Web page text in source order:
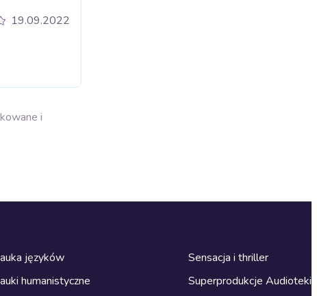
19.09.2022
i
języków
humanistyczne
Sensacja i thriller
Superprodukcje Audioteki